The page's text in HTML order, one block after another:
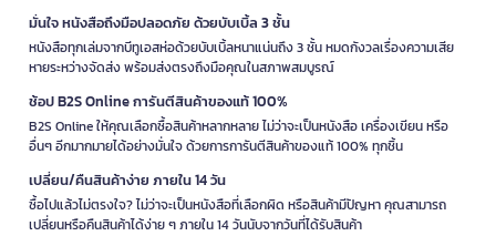
มั่นใจ หนังสือถึงมือปลอดภัย ด้วยบับเบิ้ล 3 ชั้น
หนังสือทุกเล่มจากบีทูเอสห่อด้วยบับเบิ้ลหนาแน่นถึง 3 ชั้น หมดกังวลเรื่องความเสีย
หายระหว่างจัดส่ง พร้อมส่งตรงถึงมือคุณในสภาพสมบูรณ์
ช้อป B2S Online การันตีสินค้าของแท้ 100%
B2S Online ให้คุณเลือกซื้อสินค้าหลากหลาย ไม่ว่าจะเป็นหนังสือ เครื่องเขียน หรือ
อื่นๆ อีกมากมายได้อย่างมั่นใจ ด้วยการการันตีสินค้าของแท้ 100% ทุกชิ้น
เปลี่ยน/คืนสินค้าง่าย ภายใน 14 วัน
ซื้อไปแล้วไม่ตรงใจ? ไม่ว่าจะเป็นหนังสือที่เลือกผิด หรือสินค้ามีปัญหา คุณสามารถ
เปลี่ยนหรือคืนสินค้าได้ง่าย ๆ ภายใน 14 วันนับจากวันที่ได้รับสินค้า